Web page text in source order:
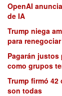
OpenAI
de IA
Trump niega
para renegociar
Pagarán
como grupos
Trump firmó
son todas